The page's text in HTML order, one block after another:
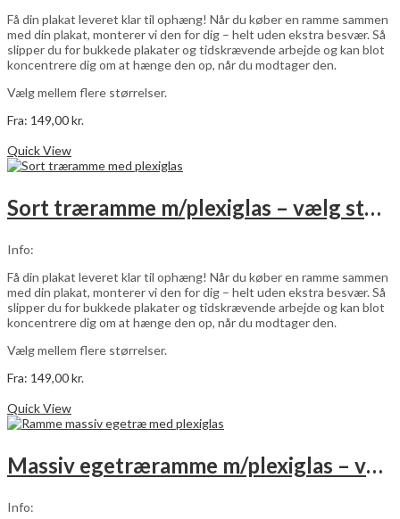
Få din plakat leveret klar til ophæng! Når du køber en ramme sammen
med din plakat, monterer vi den for dig – helt uden ekstra besvær. Så
slipper du for bukkede plakater og tidskrævende arbejde og kan blot
koncentrere dig om at hænge den op, når du modtager den.
Vælg mellem flere størrelser.
Fra: 149,00kr.
har
Mulighederne
varesiden
Quick View
Sort træramme m/plexiglas – vælg størrelse
Info:
Få din plakat leveret klar til ophæng! Når du køber en ramme sammen
med din plakat, monterer vi den for dig – helt uden ekstra besvær. Så
slipper du for bukkede plakater og tidskrævende arbejde og kan blot
koncentrere dig om at hænge den op, når du modtager den.
Vælg mellem flere størrelser.
Fra: 149,00kr.
har
Mulighederne
Quick View
Massiv egetræramme m/plexiglas – vælg størrelse
Info: